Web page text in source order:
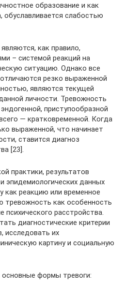
образование и как
обуславливается слабостью
как правило,
– системой реакций на
ситуацию. Однако все
резко выраженной
являются текущей
личности. Тревожность
приступообразной
— кратковременной. Когда
выраженной, что начинает
ставится диагноз
[23].
практики, результатов
эпидемиологических данных
как реакцию или временное
тревожность как особенность
психического расстройства.
диагностические критерии
исследовать их
картину и социальную
формы тревоги: